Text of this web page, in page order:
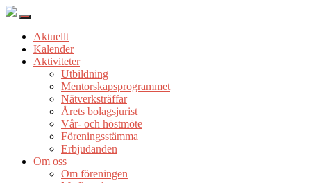
Aktuellt
Kalender
Aktiviteter
Utbildning
Mentorskapsprogrammet
Nätverksträffar
Årets bolagsjurist
Vår- och höstmöte
Föreningsstämma
Erbjudanden
Om oss
Om föreningen